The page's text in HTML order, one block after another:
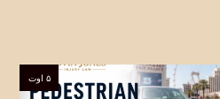
۵ اوت